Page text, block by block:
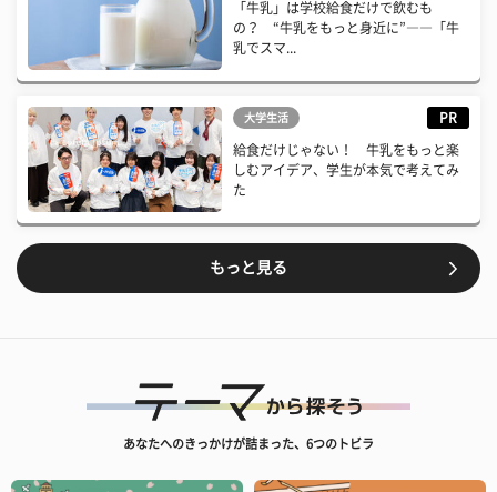
「牛乳」は学校給食だけで飲むも
の？ “牛乳をもっと身近に”――「牛
乳でスマ...
大学生活 PR
給食だけじゃない！ 牛乳をもっと楽
しむアイデア、学生が本気で考えてみ
た
もっと見る
あなたへのきっかけが詰まった、6つのトビラ